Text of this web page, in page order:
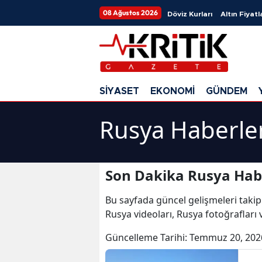
08 Ağustos 2026 Döviz Kurları Altın
SİYASET EKONOMİ GÜNDEM
Rusya
Son Dakika Rusya
Bu sayfada güncel gelişmeleri
Rusya videoları, Rusya fotoğrafları
Güncelleme Tarihi: Temmuz 20,